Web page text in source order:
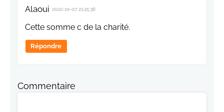
Alaoui 2022-10-07 21:25:36
Cette somme c de la charité.
Répondre
Commentaire